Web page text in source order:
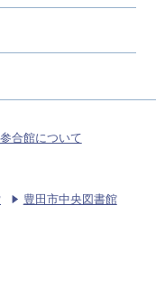
合館について
豊田市中央図書館